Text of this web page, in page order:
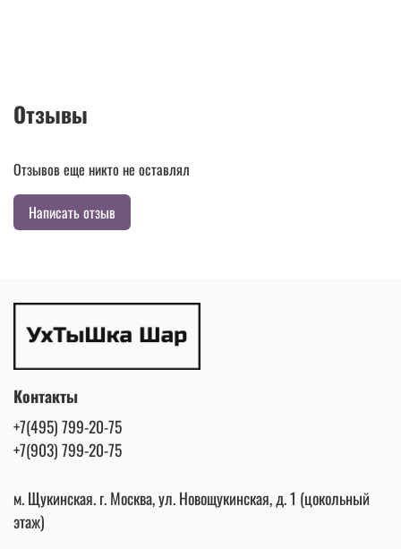
Отзывы
Отзывов еще никто не оставлял
Написать отзыв
Контакты
+7(495) 799-20-75
+7(903) 799-20-75
м. Щукинская. г. Москва, ул. Новощукинская, д. 1 (цокольный
этаж)